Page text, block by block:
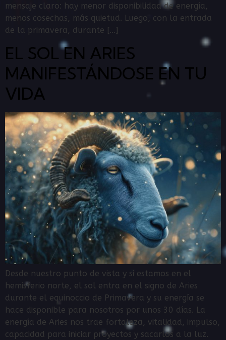
mensaje claro: hay menor disponibilidad de energía,
menos cosechas, más quietud. Luego, con la entrada
de la primavera, durante […]
EL SOL EN ARIES
MANIFESTÁNDOSE EN TU
VIDA
Desde nuestro punto de vista y si estamos en el
hemisferio norte, el sol entra en el signo de Aries
durante el equinoccio de Primavera y su energía se
hace disponible para nosotros por unos 30 días. La
energía de Aries nos trae fortaleza, vitalidad, impulso,
capacidad para iniciar proyectos y sacarlos a la luz.